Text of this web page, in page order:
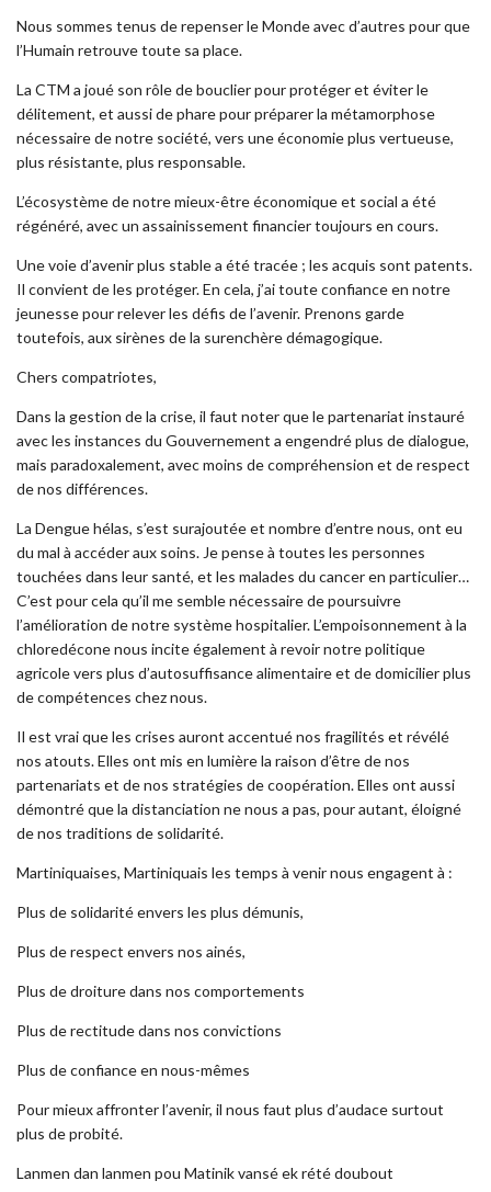
Nous sommes tenus de repenser le Monde avec d’autres pour que
l’Humain retrouve toute sa place.
La CTM a joué son rôle de bouclier pour protéger et éviter le
délitement, et aussi de phare pour préparer la métamorphose
nécessaire de notre société, vers une économie plus vertueuse,
plus résistante, plus responsable.
L’écosystème de notre mieux-être économique et social a été
régénéré, avec un assainissement financier toujours en cours.
Une voie d’avenir plus stable a été tracée ; les acquis sont patents.
Il convient de les protéger. En cela, j’ai toute confiance en notre
jeunesse pour relever les défis de l’avenir. Prenons garde
toutefois, aux sirènes de la surenchère démagogique.
Chers compatriotes,
Dans la gestion de la crise, il faut noter que le partenariat instauré
avec les instances du Gouvernement a engendré plus de dialogue,
mais paradoxalement, avec moins de compréhension et de respect
de nos différences.
La Dengue hélas, s’est surajoutée et nombre d’entre nous, ont eu
du mal à accéder aux soins. Je pense à toutes les personnes
touchées dans leur santé, et les malades du cancer en particulier…
C’est pour cela qu’il me semble nécessaire de poursuivre
l’amélioration de notre système hospitalier. L’empoisonnement à la
chloredécone nous incite également à revoir notre politique
agricole vers plus d’autosuffisance alimentaire et de domicilier plus
de compétences chez nous.
Il est vrai que les crises auront accentué nos fragilités et révélé
nos atouts. Elles ont mis en lumière la raison d’être de nos
partenariats et de nos stratégies de coopération. Elles ont aussi
démontré que la distanciation ne nous a pas, pour autant, éloigné
de nos traditions de solidarité.
Martiniquaises, Martiniquais les temps à venir nous engagent à :
Plus de solidarité envers les plus démunis,
Plus de respect envers nos ainés,
Plus de droiture dans nos comportements
Plus de rectitude dans nos convictions
Plus de confiance en nous-mêmes
Pour mieux affronter l’avenir, il nous faut plus d’audace surtout
plus de probité.
Lanmen dan lanmen pou Matinik vansé ek rété doubout